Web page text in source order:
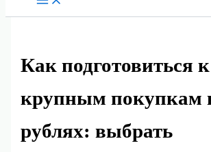
Как подготовиться к
крупным покупкам
рублях: выбрать